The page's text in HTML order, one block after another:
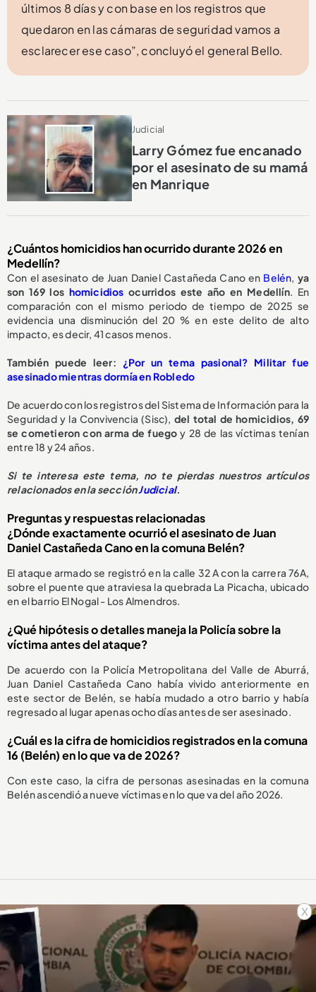
x
últimos 8 días y con base en los registros que
quedaron en las cámaras de seguridad vamos a
esclarecer ese caso”, concluyó el general Bello.
Judicial
Larry Gómez fue encanado
por el asesinato de su mamá
en Manrique
¿Cuántos homicidios han ocurrido durante 2026 en
Medellín?
Con el asesinato de Juan Daniel Castañeda Cano en Belén, ya
son 169 los homicidios ocurridos este año en Medellín. En
comparación con el mismo periodo de tiempo de 2025 se
evidencia una disminución del 20 % en este delito de alto
impacto, es decir, 41 casos menos.
También puede leer: ¿Por un tema pasional? Militar fue
asesinado mientras dormía en Robledo
De acuerdo con los registros del Sistema de Información para la
Seguridad y la Convivencia (Sisc), del total de homicidios, 69
se cometieron con arma de fuego y 28 de las víctimas tenían
entre 18 y 24 años.
Si te interesa este tema, no te pierdas nuestros artículos
relacionados en la secciónJudicial.
Preguntas y respuestas relacionadas
¿Dónde exactamente ocurrió el asesinato de Juan
Daniel Castañeda Cano en la comuna Belén?
El ataque armado se registró en la calle 32 A con la carrera 76A,
sobre el puente que atraviesa la quebrada La Picacha, ubicado
en el barrio El Nogal - Los Almendros.
¿Qué hipótesis o detalles maneja la Policía sobre la
víctima antes del ataque?
De acuerdo con la Policía Metropolitana del Valle de Aburrá,
Juan Daniel Castañeda Cano había vivido anteriormente en
este sector de Belén, se había mudado a otro barrio y había
regresado al lugar apenas ocho días antes de ser asesinado.
¿Cuál es la cifra de homicidios registrados en la comuna
16 (Belén) en lo que va de 2026?
Con este caso, la cifra de personas asesinadas en la comuna
Belén ascendió a nueve víctimas en lo que va del año 2026.